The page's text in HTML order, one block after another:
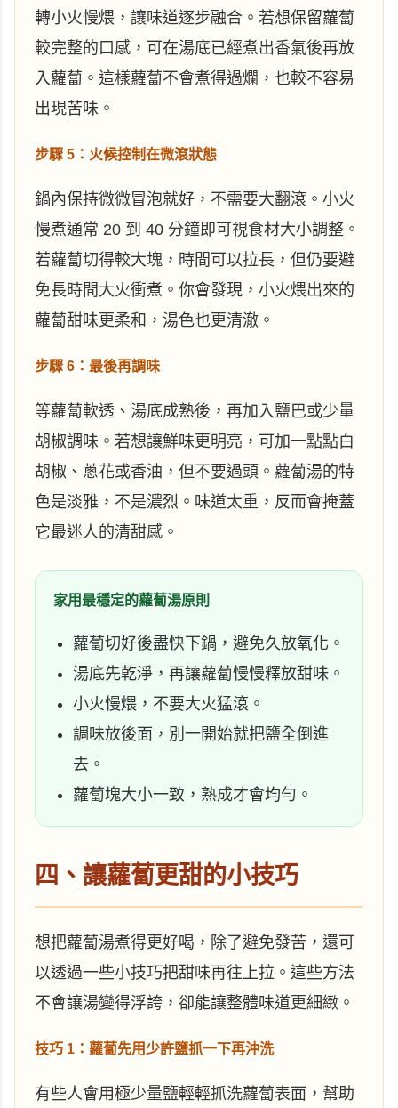
轉小火慢煨，讓味道逐步融合。若想保留蘿蔔
較完整的口感，可在湯底已經煮出香氣後再放
入蘿蔔。這樣蘿蔔不會煮得過爛，也較不容易
出現苦味。
步驟 5：火候控制在微滾狀態
鍋內保持微微冒泡就好，不需要大翻滾。小火
慢煮通常 20 到 40 分鐘即可視食材大小調整。
若蘿蔔切得較大塊，時間可以拉長，但仍要避
免長時間大火衝煮。你會發現，小火煨出來的
蘿蔔甜味更柔和，湯色也更清澈。
步驟 6：最後再調味
等蘿蔔軟透、湯底成熟後，再加入鹽巴或少量
胡椒調味。若想讓鮮味更明亮，可加一點點白
胡椒、蔥花或香油，但不要過頭。蘿蔔湯的特
色是淡雅，不是濃烈。味道太重，反而會掩蓋
它最迷人的清甜感。
家用最穩定的蘿蔔湯原則
蘿蔔切好後盡快下鍋，避免久放氧化。
湯底先乾淨，再讓蘿蔔慢慢釋放甜味。
小火慢煨，不要大火猛滾。
調味放後面，別一開始就把鹽全倒進
去。
蘿蔔塊大小一致，熟成才會均勻。
四、讓蘿蔔更甜的小技巧
想把蘿蔔湯煮得更好喝，除了避免發苦，還可
以透過一些小技巧把甜味再往上拉。這些方法
不會讓湯變得浮誇，卻能讓整體味道更細緻。
技巧 1：蘿蔔先用少許鹽抓一下再沖洗
有些人會用極少量鹽輕輕抓洗蘿蔔表面，幫助